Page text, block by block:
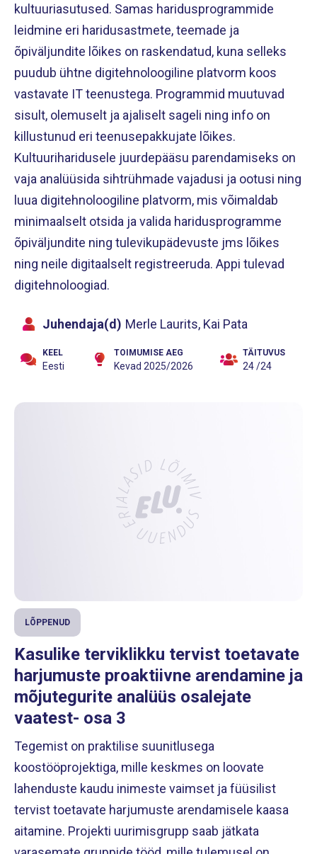
kultuuriasutused. Samas haridusprogrammide
leidmine eri haridusastmete, teemade ja
õpiväljundite lõikes on raskendatud, kuna selleks
puudub ühtne digitehnoloogiline platvorm koos
vastavate IT teenustega. Programmid muutuvad
sisult, olemuselt ja ajaliselt sageli ning info on
killustunud eri teenusepakkujate lõikes.
Kultuuriharidusele juurdepääsu parendamiseks on
vaja analüüsida sihtrühmade vajadusi ja ootusi ning
luua digitehnoloogiline platvorm, mis võimaldab
minimaalselt otsida ja valida haridusprogramme
õpiväljundite ning tulevikupädevuste jms lõikes
ning neile digitaalselt registreeruda. Appi tulevad
digitehnoloogiad.
Juhendaja(d) Merle Laurits, Kai Pata
KEEL
Eesti
TOIMUMISE AEG
Kevad 2025/2026
TÄITUVUS
24 /24
LÕPPENUD
Kasulike terviklikku tervist toetavate
harjumuste proaktiivne arendamine ja
mõjutegurite analüüs osalejate
vaatest- osa 3
Tegemist on praktilise suunitlusega
koostööprojektiga, mille keskmes on loovate
lahenduste kaudu inimeste vaimset ja füüsilist
tervist toetavate harjumuste arendamisele kaasa
aitamine. Projekti uurimisgrupp saab jätkata